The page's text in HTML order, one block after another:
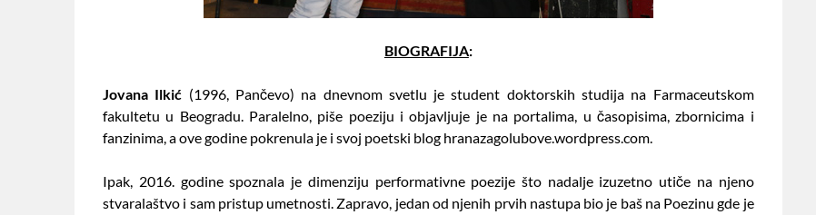
BIOGRAFIJA:
Jovana Ilkić (1996, Pančevo) na dnevnom svetlu je student doktorskih studija na Farmaceutskom
fakultetu u Beogradu. Paralelno, piše poeziju i objavljuje je na portalima, u časopisima, zbornicima i
fanzinima, a ove godine pokrenula je i svoj poetski blog hranazagolubove.wordpress.com.
Ipak, 2016. godine spoznala je dimenziju performativne poezije što nadalje izuzetno utiče na njeno
stvaralaštvo i sam pristup umetnosti. Zapravo, jedan od njenih prvih nastupa bio je baš na Poezinu gde je